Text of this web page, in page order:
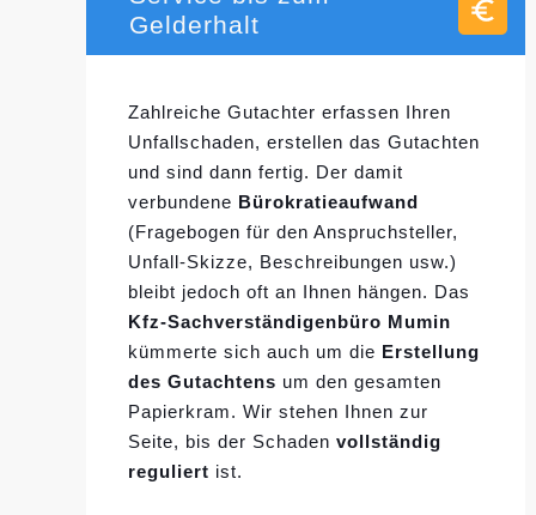
Gelderhalt
Zahlreiche Gutachter erfassen Ihren
Unfallschaden, erstellen das Gutachten
und sind dann fertig. Der damit
verbundene Bürokratieaufwand
(Fragebogen für den Anspruchsteller,
Unfall-Skizze, Beschreibungen usw.)
bleibt jedoch oft an Ihnen hängen. Das
Kfz-Sachverständigenbüro Mumin
kümmerte sich auch um die Erstellung
des Gutachtens um den gesamten
Papierkram. Wir stehen Ihnen zur
Seite, bis der Schaden vollständig
reguliert ist.